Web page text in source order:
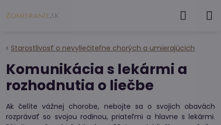
Starostlivosť o nevyliečiteľne chorých a umierajúcich
Komunikácia s lekármi a
rozhodnutia o liečbe
Ak čelíte vážnej chorobe, nebojte sa o svojich obavách
rozprávať so svojou rodinou, priateľmi a hlavne s lekármi.